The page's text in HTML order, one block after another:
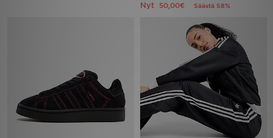
Nyt 50,00€ Säästä 58%
Minun viestini
Asiakaspalvelu ja tietoa